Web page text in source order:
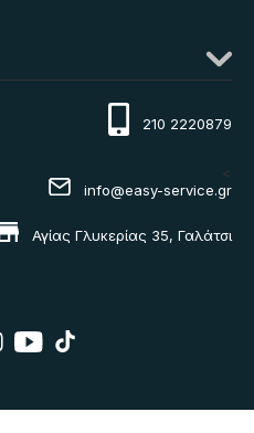
210 2220879
<
info@easy-service.gr
Αγίας Γλυκερίας 35, Γαλάτσι